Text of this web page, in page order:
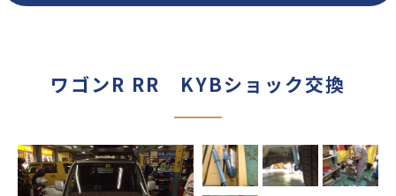
ワゴンR RR KYBショック交換